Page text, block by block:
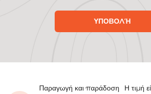
ΥΠΟΒΟΛΉ
Παραγωγή και παράδοση
Η τιμή